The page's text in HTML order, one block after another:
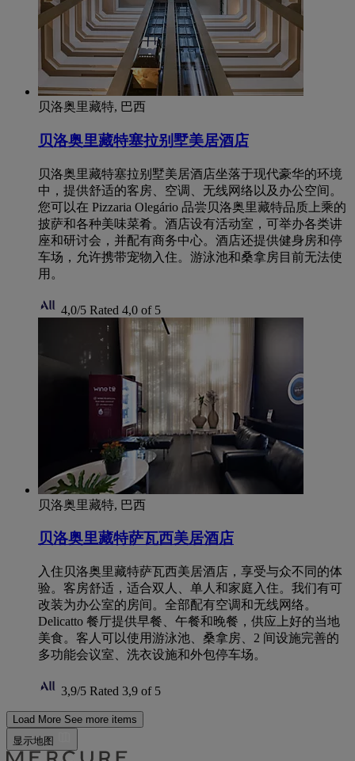
贝洛奥里藏特, 巴西
贝洛奥里藏特塞拉别墅美居酒店
贝洛奥里藏特塞拉别墅美居酒店坐落于现代豪华的环境
中，提供舒适的客房、空调、无线网络以及办公空间。
您可以在 Pizzaria Olegário 品尝贝洛奥里藏特品质上乘的
披萨和各种美味菜肴。酒店设有活动室，可举办各类讲
座和研讨会，并配有商务中心。酒店还提供健身房和停
车场，允许携带宠物入住。游泳池和桑拿房目前无法使
用。
4,0/5 Rated 4,0 of 5
贝洛奥里藏特, 巴西
贝洛奥里藏特萨瓦西美居酒店
入住贝洛奥里藏特萨瓦西美居酒店，享受与众不同的体
验。客房舒适，适合双人、单人和家庭入住。我们有可
改装为办公室的房间。全部配有空调和无线网络。
Delicatto 餐厅提供早餐、午餐和晚餐，供应上好的当地
美食。客人可以使用游泳池、桑拿房、2 间设施完善的
多功能会议室、洗衣设施和外包停车场。
3,9/5 Rated 3,9 of 5
Load More See more items
显示地图